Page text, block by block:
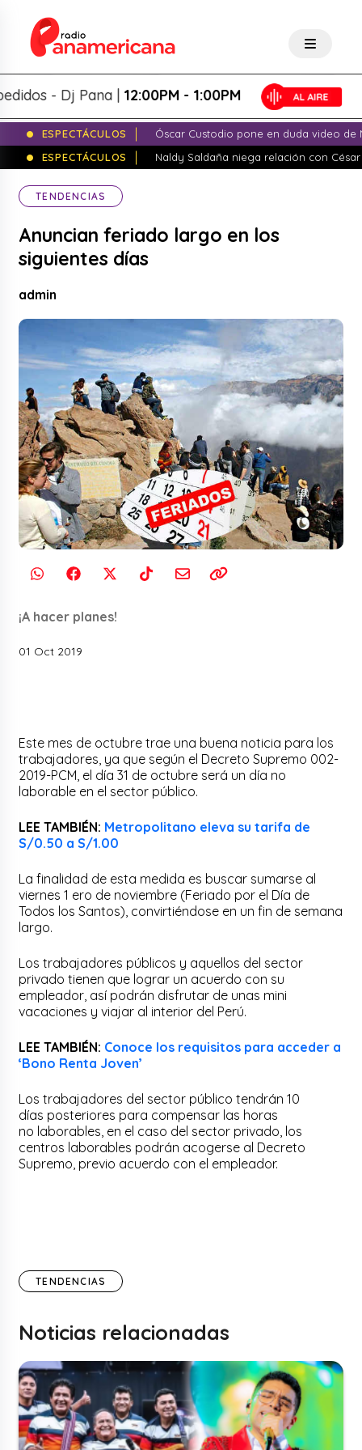
- Dj Pana |12:00PM - 1:00PM
ESPECTÁCULOS
Óscar Custodio pone en duda video de
ESPECTÁCULOS
Naldy Saldaña niega relación con
TENDENCIAS
Anuncian feriado largo en los
siguientes días
admin
¡A hacer planes!
01 Oct 2019
Este mes de octubre trae una buena noticia para los
trabajadores, ya que según el Decreto Supremo 002-
2019-PCM, el día 31 de octubre será un día no
laborable en el sector público.
LEE TAMBIÉN: Metropolitano eleva su tarifa de
S/0.50 a S/1.00
La finalidad de esta medida es buscar sumarse al
viernes 1 ero de noviembre (Feriado por el Día de
Todos los Santos), convirtiéndose en un fin de semana
largo.
Los trabajadores públicos y aquellos del sector
privado tienen que lograr un acuerdo con su
empleador, así podrán disfrutar de unas mini
vacaciones y viajar al interior del Perú.
LEE TAMBIÉN: Conoce los requisitos para acceder a
‘Bono Renta Joven’
Los trabajadores del sector público tendrán 10
días posteriores para compensar las horas
no laborables, en el caso del sector privado, los
centros laborables podrán acogerse al Decreto
Supremo, previo acuerdo con el empleador.
TENDENCIAS
Noticias relacionadas